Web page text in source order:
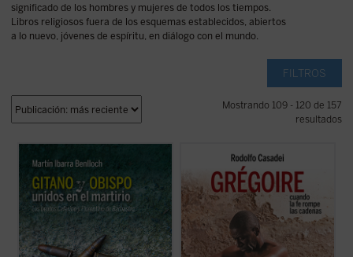
significado de los hombres y mujeres de todos los tiempos.
Libros religiosos fuera de los esquemas establecidos, abiertos
a lo nuevo, jóvenes de espíritu, en diálogo con el mundo.
FILTROS
Mostrando 109 - 120 de 157
resultados
casi recién nombrado en Barbastro pone
de relieve cómo la persecución no
distinguió personas. La perseguida era la
fe. La vida, pasión y muerte de estos
mártires narrada en este libro son un ...
Grégoire Ahongbonon ha realizado un
pequeño milagro en Costa de Marfil, Benín,
Togo y Burkina Faso: rescatar en tan solo
veinticinco años a sesenta mil personas
con enfermedad mental, estigmatizadas,
marginadas, encadenadas por ser ...(ver
ficha)